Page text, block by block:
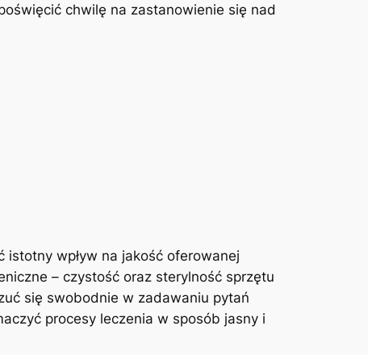
‌chwilę ⁣na zastanowienie się nad
wpływ na ⁤jakość‍ oferowanej
– czystość oraz sterylność sprzętu⁤
się‍ swobodnie w zadawaniu pytań
procesy leczenia w⁢ sposób jasny i